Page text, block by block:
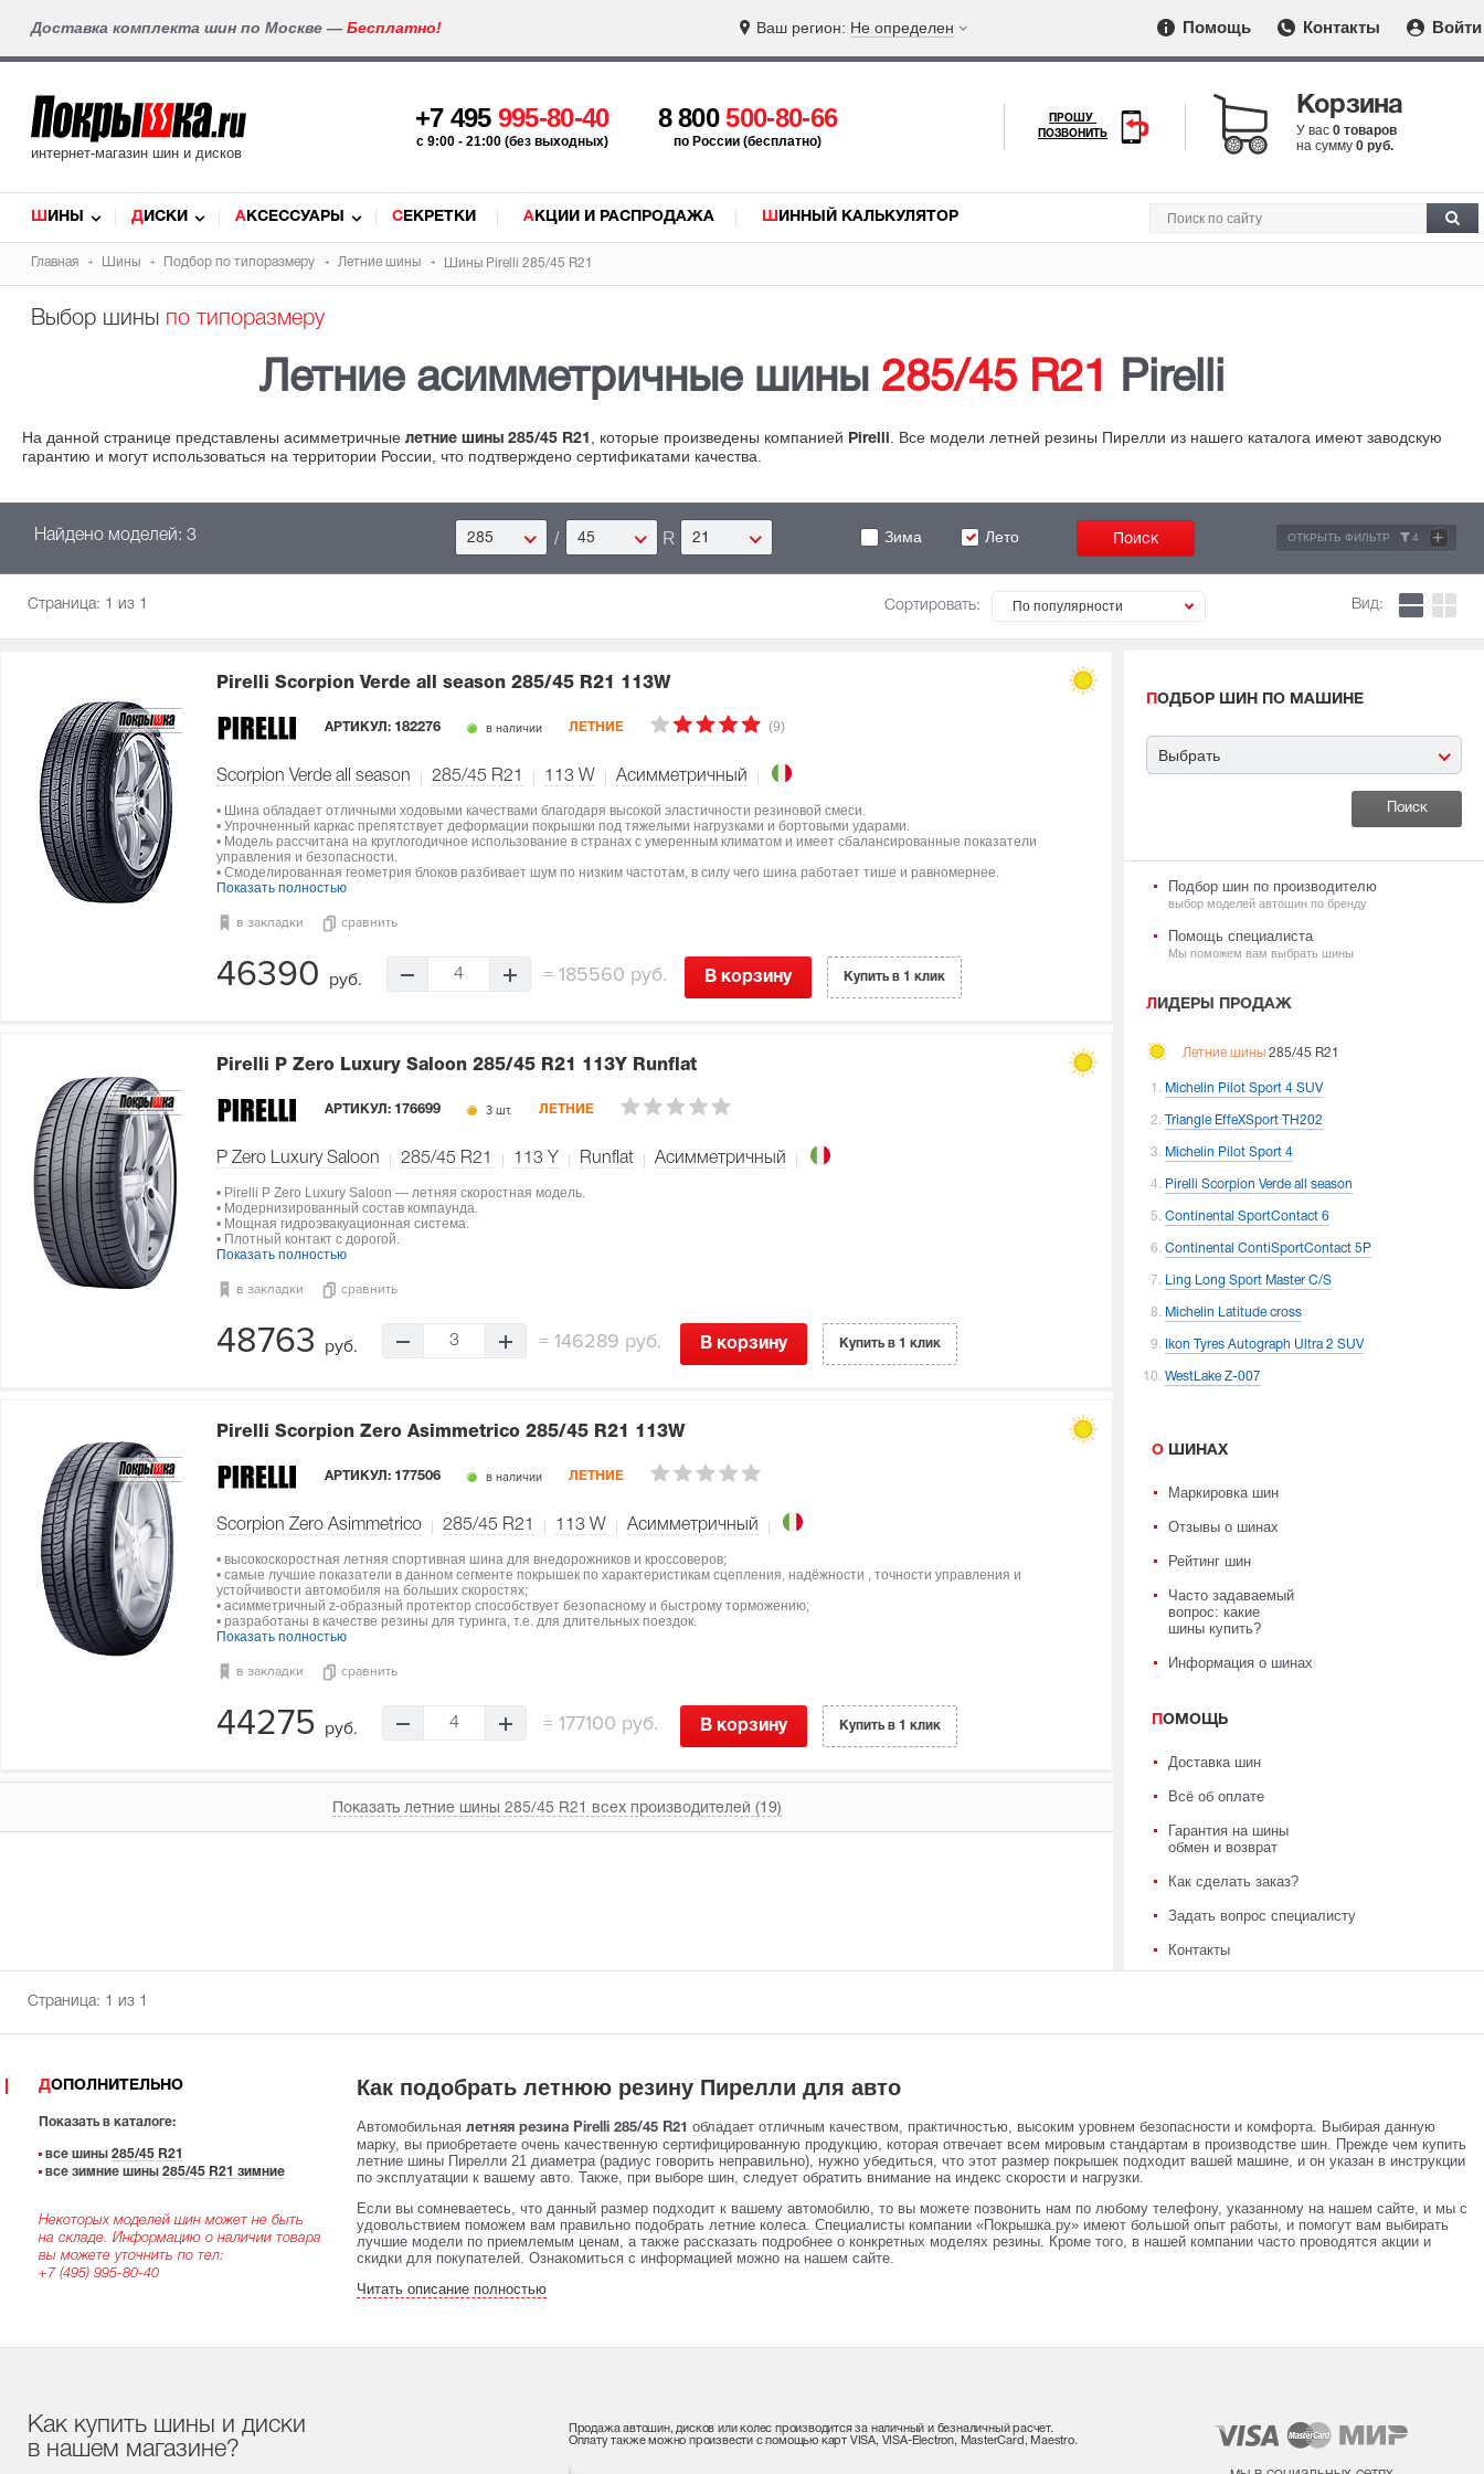
Доставка комплекта шин по Москве — Бесплатно! Ваш регион: Не определен Помощь Контакты Войти
интернет-магазин шин и дисков
+7 495 995-80-40
c 9:00 - 21:00 (без выходных)
8 800500-80-66
по России (бесплатно)
ПРОШУ
ПОЗВОНИТЬ
Корзина
У вас 0 товаров
на сумму 0 руб.
ШИНЫ ДИСКИ АКСЕССУАРЫ СЕКРЕТКИ АКЦИИ И РАСПРОДАЖА ШИННЫЙ КАЛЬКУЛЯТОР
Главная Шины Подбор по типоразмеру Летние шины Шины Pirelli 285/45 R21
Выбор шины по типоразмеру
Летние асимметричные шины 285/45 R21 Pirelli
На данной странице представлены асимметричные летние шины 285/45 R21 , которые произведены компанией Pirelli
. Все модели летней резины Пирелли из нашего каталога имеют заводскую
гарантию и могут использоваться на территории России, что подтверждено сертификатами качества.
Найдено моделей: 3 285 / 45 R 21 Зима Лето ОТКРЫТЬ ФИЛЬТР 4 +
Страница: 1 из 1 Сортировать: По популярности Вид:
Pirelli Scorpion Verde all season 285/45 R21 113W
АРТИКУЛ: 182276 в наличии ЛЕТНИЕ (9)
Scorpion Verde all season 285/45 R21 113 W Асимметричный
• Шина обладает отличными ходовыми качествами благодаря высокой эластичности резиновой смеси.
• Упрочненный каркас препятствует деформации покрышки под тяжелыми нагрузками и бортовыми ударами.
• Модель рассчитана на круглогодичное использование в странах с умеренным климатом и имеет сбалансированные показатели
управления и безопасности.
• Смоделированная геометрия блоков разбивает шум по низким частотам, в силу чего шина работает тише и равномернее.
Показать полностью
в закладки сравнить
46390 руб. 4 =185560 руб. В корзину Купить в 1 клик
Pirelli P Zero Luxury Saloon 285/45 R21 113Y Runflat
АРТИКУЛ: 176699 3 шт. ЛЕТНИЕ
P Zero Luxury Saloon 285/45 R21 113 Y Runflat Асимметричный
• Pirelli P Zero Luxury Saloon — летняя скоростная модель.
• Модернизированный состав компаунда.
• Мощная гидроэвакуационная система.
• Плотный контакт с дорогой.
Показать полностью
в закладки сравнить
48763 руб. 3 = 146289 руб. В корзину Купить в 1 клик
Pirelli Scorpion Zero Asimmetrico 285/45 R21 113W
АРТИКУЛ: 177506 в наличии ЛЕТНИЕ
Scorpion Zero Asimmetrico 285/45 R21 113 W Асимметричный
• высокоскоростная летняя спортивная шина для внедорожников и кроссоверов;
• самые лучшие показатели в данном сегменте покрышек по характеристикам сцепления, надёжности , точности управления и
устойчивости автомобиля на больших скоростях;
• асимметричный z-образный протектор способствует безопасному и быстрому торможению;
• разработаны в качестве резины для туринга, т.е. для длительных поездок.
Показать полностью
в закладки сравнить
44275 руб. 4 =177100 руб. В корзину Купить в 1 клик
Показать летние шины 285/45 R21 всех производителей (19)
ПОДБОР ШИН ПО МАШИНЕ
Выбрать
Подбор шин по производителю
выбор моделей автошин по бренду
Помощь специалиста
Мы поможем вам выбрать шины
ЛИДЕРЫ ПРОДАЖ
Летние шины 285/45 R21
Michelin Pilot Sport 4 SUV
Triangle EffeXSport TH202
Michelin Pilot Sport 4
Pirelli Scorpion Verde all season
Continental SportContact 6
Continental ContiSportContact 5P
Ling Long Sport Master C/S
Michelin Latitude cross
Ikon Tyres Autograph Ultra 2 SUV
WestLake Z-007
О ШИНАХ
Маркировка шин
Отзывы о шинах
Рейтинг шин
Часто задаваемый
вопрос: какие
шины купить?
Информация о шинах
ПОМОЩЬ
Доставка шин
Всё об оплате
Гарантия на шины
обмен и возврат
Как сделать заказ?
Задать вопрос специалисту
Контакты
Страница: 1 из 1
ДОПОЛНИТЕЛЬНО
Показать в каталоге:
все шины 285/45 R21
все зимние шины 285/45 R21 зимние
Некоторых моделей шин может не быть
на складе. Информацию о наличии товара
вы можете уточнить по тел:
+7 (495) 995-80-40
Как подобрать летнюю резину Пирелли для авто
Автомобильная летняя резина Pirelli 285/45 R21 обладает отличным качеством, практичностью, высоким уровнем безопасности и комфорта. Выбирая данную
марку, вы приобретаете очень качественную сертифицированную продукцию, которая отвечает всем мировым стандартам в производстве шин. Прежде чем купить
летние шины Пирелли 21 диаметра (радиус говорить неправильно), нужно убедиться, что этот размер покрышек подходит вашей машине, и он указан в инструкции
по эксплуатации к вашему авто. Также, при выборе шин, следует обратить внимание на индекс скорости и нагрузки.
Если вы сомневаетесь, что данный размер подходит к вашему автомобилю, то вы можете позвонить нам по любому телефону, указанному на нашем сайте, и мы с
удовольствием поможем вам правильно подобрать летние колеса. Специалисты компании «Покрышка.ру» имеют большой опыт работы, и помогут вам выбирать
лучшие модели по приемлемым ценам, а также рассказать подробнее о конкретных моделях резины. Кроме того, в нашей компании часто проводятся акции и
скидки для покупателей. Ознакомиться с информацией можно на нашем сайте.
Читать описание полностью
Как купить шины и диски
в нашем магазине?
Продажа автошин, дисков или колес производится за наличный и безналичный расчет.
Оплату также можно произвести с помощью карт VISA, VISA-Electron, MasterCard, Maestro.